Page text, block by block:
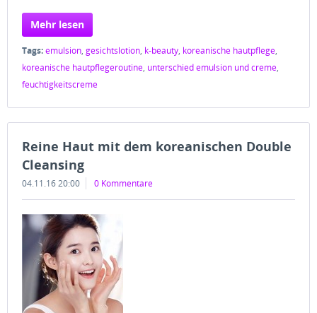
Mehr lesen
Tags:emulsion, gesichtslotion, k-beauty, koreanische hautpflege,
koreanische hautpflegeroutine, unterschied emulsion und creme,
feuchtigkeitscreme
Reine Haut mit dem koreanischen Double
Cleansing
04.11.16 20:00 0 Kommentare